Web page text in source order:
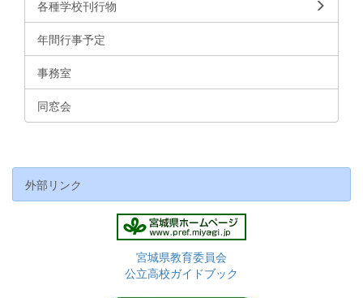
各種学校刊行物
年間行事予定
事務室
同窓会
外部リンク
宮城県教育委員会
公立高校ガイドブック